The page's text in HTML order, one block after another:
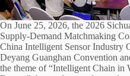
On June 25, 2026, the 2026
Supply-Demand Matchmaking
China Intelligent Sensor Industry
Deyang Guanghan Convention
the theme of “Intelligent Chain in